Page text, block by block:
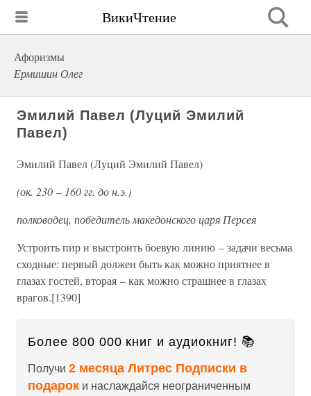
ВикиЧтение
Афоризмы
Ермишин Олег
Эмилий Павел (Луций Эмилий
Павел)
Эмилий Павел (Луций Эмилий Павел)
(ок. 230 – 160 гг. до н.э.)
полководец, победитель македонского царя Персея
Устроить пир и выстроить боевую линию – задачи весьма
сходные: первый должен быть как можно приятнее в
глазах гостей, вторая – как можно страшнее в глазах
врагов.[1390]
Более 800 000 книг и аудиокниг! 📚
Получи 2 месяца Литрес Подписки в
подарок и наслаждайся неограниченным